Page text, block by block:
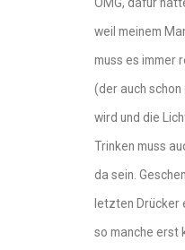
weil meinem
muss es immer
(der auch
wird und die
Trinken muss
da sein.
letzten Drücker
so manche erst